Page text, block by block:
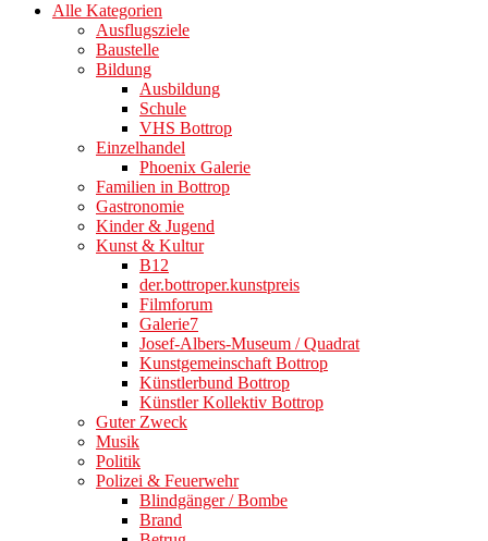
Alle Kategorien
Ausflugsziele
Baustelle
Bildung
Ausbildung
Schule
VHS Bottrop
Einzelhandel
Phoenix Galerie
Familien in Bottrop
Gastronomie
Kinder & Jugend
Kunst & Kultur
B12
der.bottroper.kunstpreis
Filmforum
Galerie7
Josef-Albers-Museum / Quadrat
Kunstgemeinschaft Bottrop
Künstlerbund Bottrop
Künstler Kollektiv Bottrop
Guter Zweck
Musik
Politik
Polizei & Feuerwehr
Blindgänger / Bombe
Brand